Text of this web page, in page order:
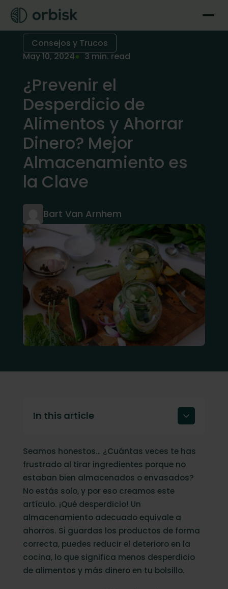
Consejos y Trucos
May 10, 2024
3 min. read
¿Prevenir el
Desperdicio de
Alimentos y Ahorrar
Dinero? Mejor
Almacenamiento es
la Clave
Bart Van Arnhem
In this article
Monitorea el Entorno de Almacenamiento
Envasa los Productos y Organiza tu
Inventario
Métodos Innovadores de Almacenamiento
para Prevenir el Desperdicio de Alimentos
Prevenir el desperdicio de alimentos con
Orbisk
Seamos honestos… ¿Cuántas veces te has
frustrado al tirar ingredientes porque no
estaban bien almacenados o envasados?
No estás solo, y por eso creamos este
artículo. ¡Qué desperdicio! Un
almacenamiento adecuado equivale a
ahorros. Si guardas los productos de forma
correcta, puedes reducir el deterioro en la
cocina, lo que significa menos desperdicio
de alimentos y más dinero en tu bolsillo.